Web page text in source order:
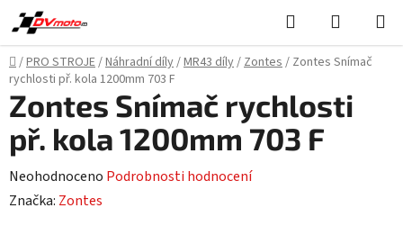
Přejít
na
obsah
Hledat
KOŠÍK
Domů
/PRO STROJE/Náhradní díly/MR43 díly/Zontes/ Zontes Snímač
rychlosti př. kola 1200mm 703 F
Zontes Snímač rychlosti
př. kola 1200mm 703 F
Průměrné
hodnocení
Neohodnoceno Podrobnosti hodnocení
Značka: Zontes